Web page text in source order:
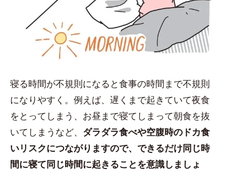
寝る時間が不規則になると食事の時間まで不規則
になりやすく。例えば、遅くまで起きていて夜食
をとってしまう、お昼まで寝てしまって朝食を抜
いてしまうなど、 ダラダラ食べや空腹時のドカ食
いリスクにつながりますので、できるだけ同じ時
間に寝て同じ時間に起きることを意識しましょ